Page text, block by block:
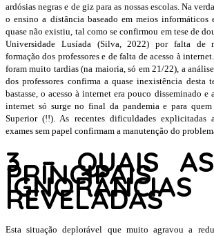
ardósias negras e de giz para as nossas escolas. Na
o ensino a distância baseado em meios informáticos
quase não existiu, tal como se confirmou em tese de
Universidade Lusíada (Silva, 2022) por falta de
formação dos professores e de falta de acesso à
foram muito tardias (na maioria, só em 21/22), a
dos professores confirma a quase inexistência desta
bastasse, o acesso à internet era pouco disseminado
internet só surge no final da pandemia e para
Superior (!!). As recentes dificuldades explicitadas
exames sem papel confirmam a manutenção do
3 –QUAIS
PRINCIPAIS
IGNORÂNCIAS
REVELADAS
Esta situação deplorável que muito agravou a